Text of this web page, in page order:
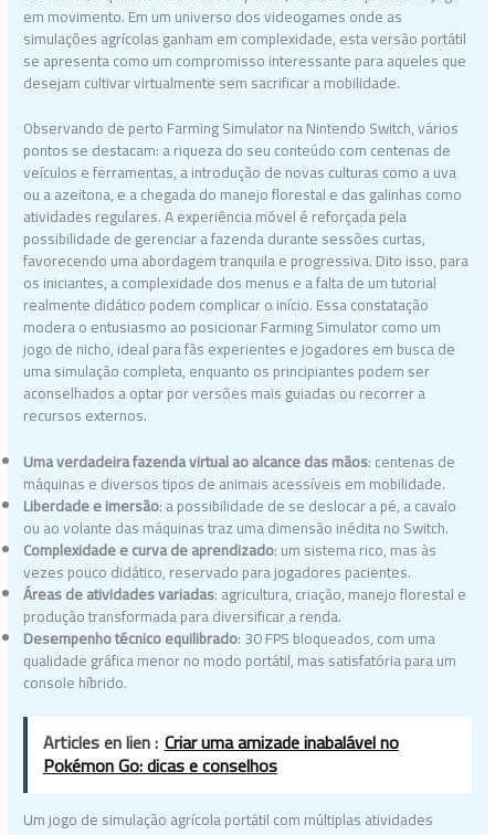
em movimento. Em um universo dos videogames onde as
simulações agrícolas ganham em complexidade, esta versão portátil
se apresenta como um compromisso interessante para aqueles que
desejam cultivar virtualmente sem sacrificar a mobilidade.
Observando de perto Farming Simulator na Nintendo Switch, vários
pontos se destacam: a riqueza do seu conteúdo com centenas de
veículos e ferramentas, a introdução de novas culturas como a uva
ou a azeitona, e a chegada do manejo florestal e das galinhas como
atividades regulares. A experiência móvel é reforçada pela
possibilidade de gerenciar a fazenda durante sessões curtas,
favorecendo uma abordagem tranquila e progressiva. Dito isso, para
os iniciantes, a complexidade dos menus e a falta de um tutorial
realmente didático podem complicar o início. Essa constatação
modera o entusiasmo ao posicionar Farming Simulator como um
jogo de nicho, ideal para fãs experientes e jogadores em busca de
uma simulação completa, enquanto os principiantes podem ser
aconselhados a optar por versões mais guiadas ou recorrer a
recursos externos.
Uma verdadeira fazenda virtual ao alcance das mãos: centenas de
máquinas e diversos tipos de animais acessíveis em mobilidade.
Liberdade e imersão: a possibilidade de se deslocar a pé, a cavalo
ou ao volante das máquinas traz uma dimensão inédita no Switch.
Complexidade e curva de aprendizado: um sistema rico, mas às
vezes pouco didático, reservado para jogadores pacientes.
Áreas de atividades variadas: agricultura, criação, manejo florestal e
produção transformada para diversificar a renda.
Desempenho técnico equilibrado: 30 FPS bloqueados, com uma
qualidade gráfica menor no modo portátil, mas satisfatória para um
console híbrido.
Articles en lien : Criar uma amizade inabalável no
Pokémon Go: dicas e conselhos
Um jogo de simulação agrícola portátil com múltiplas atividades